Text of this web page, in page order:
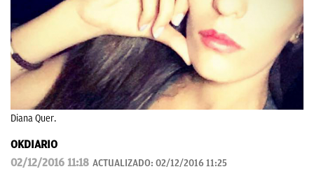
Diana Quer.
OKDIARIO
02/12/2016 11:18 ACTUALIZADO: 02/12/2016 11:25